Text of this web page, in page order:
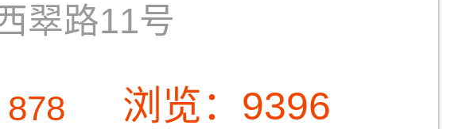
翠路11号
浏览：9396